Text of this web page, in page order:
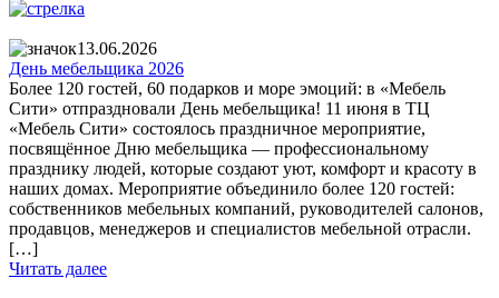
13.06.2026
День мебельщика 2026
Более 120 гостей, 60 подарков и море эмоций: в «Мебель
Сити» отпраздновали День мебельщика! 11 июня в ТЦ
«Мебель Сити» состоялось праздничное мероприятие,
посвящённое Дню мебельщика — профессиональному
празднику людей, которые создают уют, комфорт и красоту в
наших домах. Мероприятие объединило более 120 гостей:
собственников мебельных компаний, руководителей салонов,
продавцов, менеджеров и специалистов мебельной отрасли.
[…]
Читать далее